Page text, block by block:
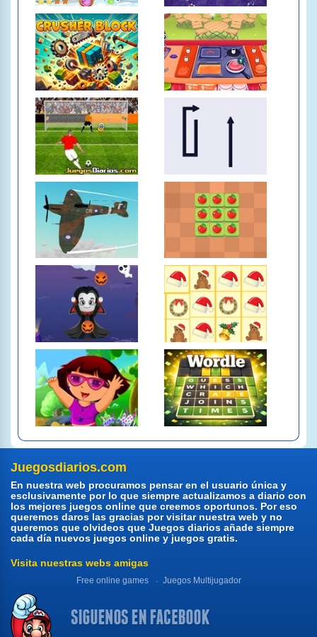
Juegosdiarios.com
En nuestra web procuramos pensar en el usuario única y
esclusivamente por lo que siempre actualizamos a diario con
los mejores juegos online que creemos oportunos. Por eso
queremos daros las gracias por visitar nuestra web y no
queremos que olvideos que Juegos diarios añade siempre
cada día nuevos juegos online y juegos gratis.
Visita nuestras webs amigas
Free online games Juegos Multijugador